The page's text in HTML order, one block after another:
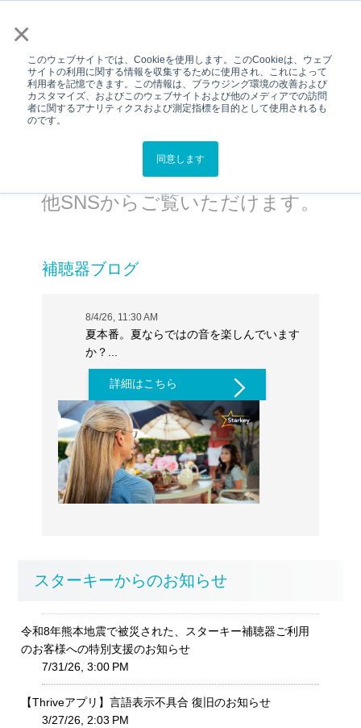
×
このウェブサイトでは、Cookieを使用します。このCookieは、ウェブ
サイトの利用に関する情報を収集するために使用され、これによって
利用者を記憶できます。この情報は、ブラウジング環境の改善および
カスタマイズ、およびこのウェブサイトおよび他のメディアでの訪問
者に関するアナリティクスおよび測定指標を目的として使用されるも
のです。
同意します
Top インフォメーション
インフォメーション
スターキーからの情報をブログ、プ
レスリリース欄、ニュース欄、その
他SNSからご覧いただけます。
補聴器ブログ
8/4/26, 11:30 AM
夏本番。夏ならではの音を楽しんでいます
か？...
詳細はこちら
スターキーからのお知らせ
令和8年熊本地震で被災された、スターキー補聴器ご利用
のお客様への特別支援のお知らせ
7/31/26, 3:00 PM
【Thriveアプリ】言語表示不具合 復旧のお知らせ
3/27/26, 2:03 PM